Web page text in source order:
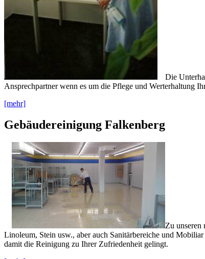
Die
Ansprechpartner wenn es um die Pflege und Werterhaltung
[mehr]
Gebäudereinigung Falkenberg
Zu unseren
Linoleum, Stein usw., aber auch Sanitärbereiche und
damit die Reinigung zu Ihrer Zufriedenheit gelingt.